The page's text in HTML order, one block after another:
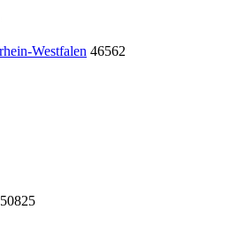
Westfalen 46562
50825